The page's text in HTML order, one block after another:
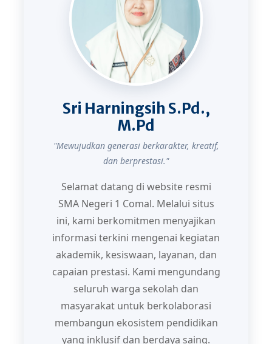
Sri Harningsih S.Pd.,
M.Pd
"Mewujudkan generasi berkarakter, kreatif,
dan berprestasi."
Selamat datang di website resmi
SMA Negeri 1 Comal. Melalui situs
ini, kami berkomitmen menyajikan
informasi terkini mengenai kegiatan
akademik, kesiswaan, layanan, dan
capaian prestasi. Kami mengundang
seluruh warga sekolah dan
masyarakat untuk berkolaborasi
membangun ekosistem pendidikan
yang inklusif dan berdaya saing.